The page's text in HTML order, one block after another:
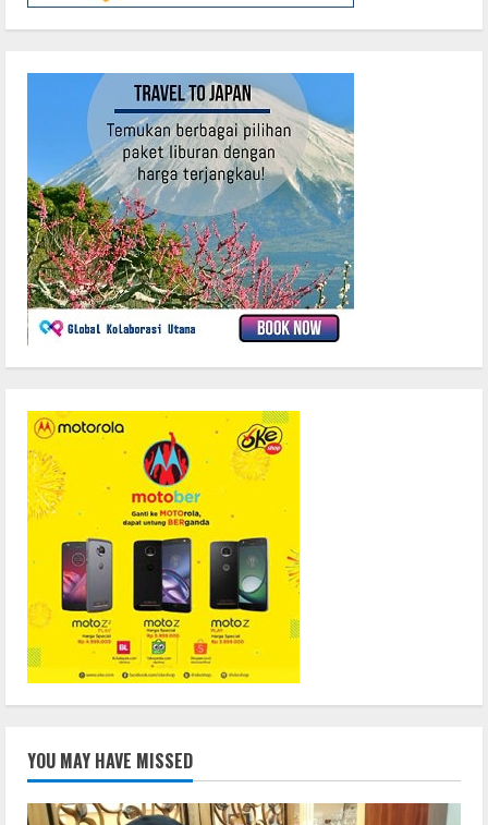
YOU MAY HAVE MISSED